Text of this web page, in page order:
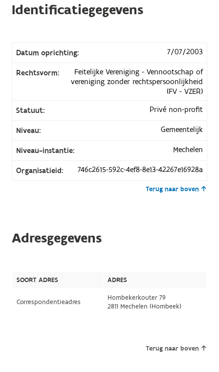
Identificatiegegevens
Datum oprichting: 7/07/2003
Rechtsvorm:
Feitelijke Vereniging - Vennootschap of
vereniging zonder rechtspersoonlijkheid
(FV - VZER)
Statuut:
Privé non-profit
Niveau: Gemeentelijk
Niveau-instantie: Mechelen
Organisatieid: 746c2615-592c-4ef8-8e13-42267e16928a
Terug naar boven
Adresgegevens
SOORT ADRES ADRES
Correspondentieadres
Hombekerkouter 79
2811 Mechelen (Hombeek)
Terug naar boven